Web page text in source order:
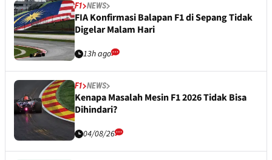
F1 NEWS
FIA Konfirmasi Balapan F1 di Sepang Tidak
Digelar Malam Hari
13h ago
F1 NEWS
Kenapa Masalah Mesin F1 2026 Tidak Bisa
Dihindari?
04/08/26